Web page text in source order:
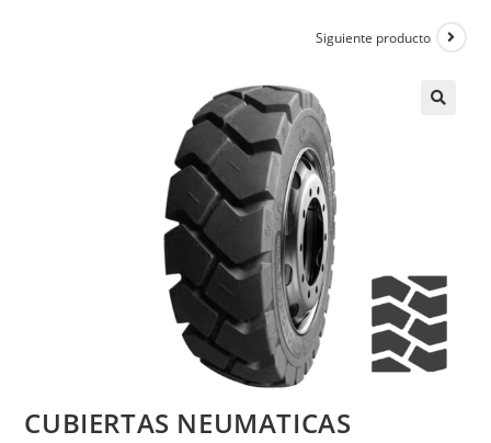
Siguiente producto
CUBIERTAS NEUMATICAS